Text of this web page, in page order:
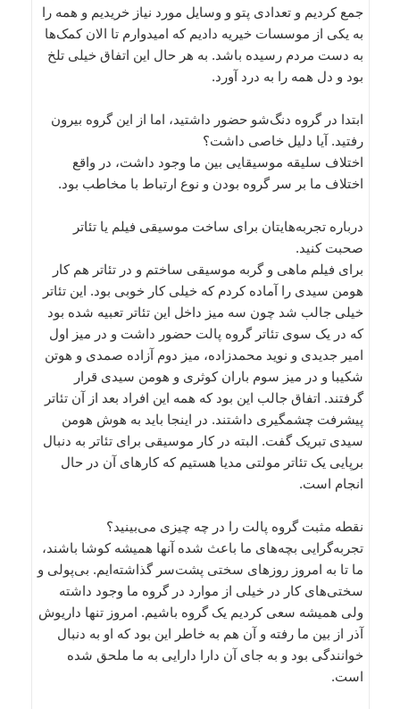
جمع کردیم و تعدادی پتو و وسایل مورد نیاز خریدیم و همه را
به یکی از موسسات خیریه دادیم که امیدوارم تا الان کمک‌ها
به دست مردم رسیده باشد. به هر حال این اتفاق خیلی تلخ
بود و دل همه ‌را به درد آورد.
ابتدا در گروه دنگ‌شو حضور داشتید، اما از این گروه بیرون
رفتید. آیا دلیل خاصی داشت؟
اختلاف سلیقه‌‌ موسیقایی بین ما وجود داشت، در واقع
اختلاف ما بر سر گروه بودن و نوع ارتباط با مخاطب بود.
درباره تجربه‌هایتان برای ساخت موسیقی فیلم یا تئاتر
صحبت کنید.
برای فیلم ماهی و گربه موسیقی ساختم و در تئاتر هم کار
هومن سیدی را آماده کردم که خیلی کار خوبی بود. این تئاتر
خیلی جالب شد چون سه میز داخل این تئاتر تعبیه شده بود
که در یک سوی تئاتر گروه پالت حضور داشت و در میز اول
امیر جدیدی و نوید محمدزاده، میز دوم آزاده صمدی و هوتن
شکیبا و در میز سوم باران کوثری و هومن سیدی قرار
گرفتند. اتفاق جالب این بود که همه این افراد بعد از آن تئاتر
پیشرفت چشمگیری داشتند. در اینجا باید به هوش هومن
سیدی تبریک گفت. البته در کار موسیقی برای تئاتر به دنبال
برپایی یک تئاتر مولتی مدیا هستیم که کارهای آن در حال
انجام است.
نقطه مثبت گروه پالت را در چه چیزی می‌بینید؟
تجربه‌گرایی بچه‌های ما باعث شده آنها همیشه کوشا باشند،
ما تا به امروز روزهای سختی پشت‌سر گذاشته‌ایم. بی‌پولی و
سختی‌های کار در خیلی از موارد در گروه ما وجود داشته
ولی همیشه سعی کردیم یک گروه باشیم. امروز تنها داریوش
آذر از بین ما رفته و آن هم به خاطر این بود که او به دنبال
خوانندگی بود و به جای آن دارا دارایی به ما ملحق شده
است.